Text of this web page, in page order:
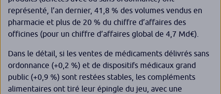
représenté, l’an dernier, 41,8 % des volumes vendus en
pharmacie et plus de 20 % du chiffre d’affaires des
officines (pour un chiffre d’affaires global de 4,7 Md€).
Dans le détail, si les ventes de médicaments délivrés sans
ordonnance (+0,2 %) et de dispositifs médicaux grand
public (+0,9 %) sont restées stables, les compléments
alimentaires ont tiré leur épingle du jeu, avec une